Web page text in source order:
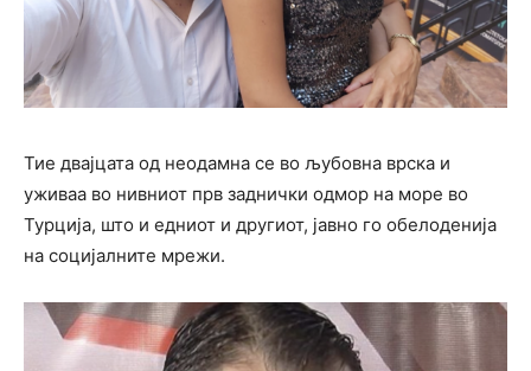
Тие двајцата од неодамна се во љубовна врска и
уживаа во нивниот прв заднички одмор на море во
Турција, што и едниот и другиот, јавно го обелоденија
на социјалните мрежи.